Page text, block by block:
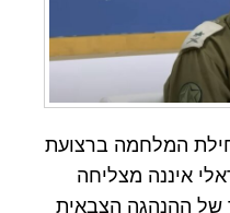
המלחמה ברצועת
איננה מצליחה
ההנהגה הצבאית